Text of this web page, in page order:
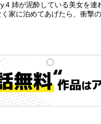
姉が泥酔している美女を連
く家に泊めてあげたら、衝